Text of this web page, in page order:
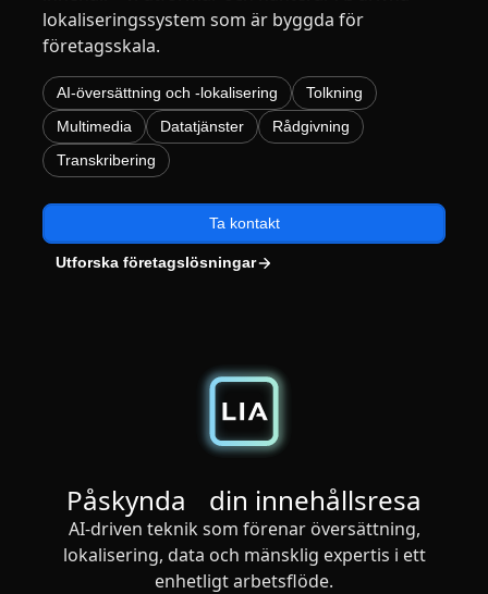
Tillverkningsindustri
Finans
Juridik
Offentliga Institutioner
Försvar & Säkerhet
lokaliseringssystem som är byggda för
företagsskala.
AI-översättning och -lokalisering
Tolkning
Multimedia
Datatjänster
Rådgivning
Transkribering
Ta kontakt
Utforska företagslösningar
Påskynda din innehållsresa
AI-driven teknik som förenar översättning,
lokalisering, data och mänsklig expertis i ett
enhetligt arbetsflöde.